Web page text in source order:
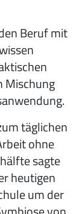
Beruf mit
Mischung
täglichen
ohne
sagte
heutigen
um der